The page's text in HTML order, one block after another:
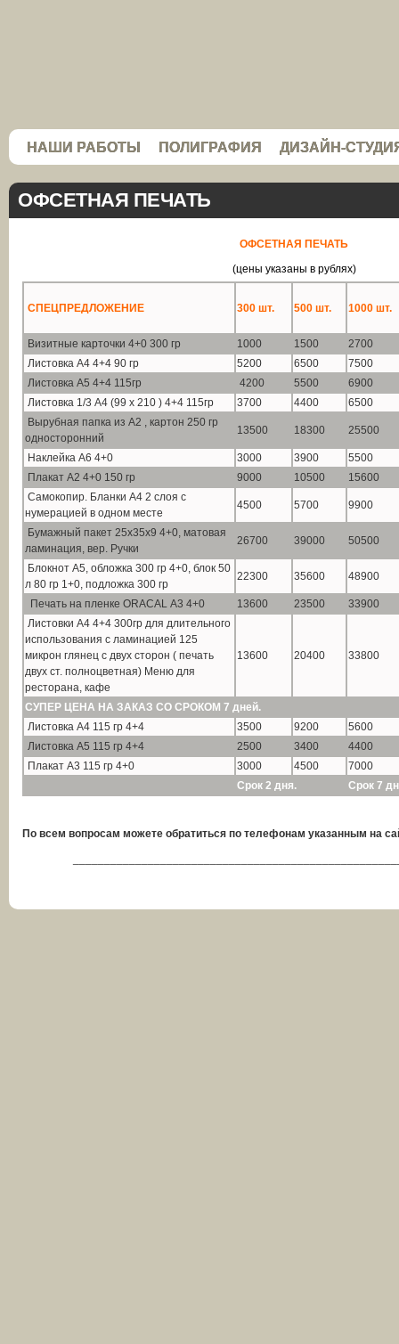
НАШИ РАБОТЫ ПОЛИГРАФИЯ ДИЗАЙН-
ОФСЕТНАЯ ПЕЧАТЬ
ОФСЕТНАЯ ПЕЧАТЬ
(цены указаны в рублях)
СПЕЦПРЕДЛОЖЕНИЕ 300 шт. 500 шт. 1000 шт.
Визитные карточки 4+0 300 гр 1000 1500
2700
Листовка А4 4+4 90 гр
5200 6500
7500
Листовка А5 4+4 115гр
4200 5500
6900
Листовка 1/3 А4 (99 х 210 ) 4+4 115гр
3700 4400
6500
Вырубная папка из А2 , картон 250 гр
односторонний
13500 18300 25500
Наклейка А6 4+0 3000 3900
5500
Плакат А2 4+0 150 гр
9000 10500
15600
Самокопир. Бланки А4 2 слоя с
нумерацией в одном месте
4500 5700 9900
Бумажный пакет 25х35х9 4+0, матовая
ламинация, вер. Ручки
26700 39000 50500
Блокнот А5, обложка 300 гр 4+0, блок 50
л 80 гр 1+0, подложка 300 гр
22300 35600 48900
Печать на пленке ORACAL А3 4+0 13600 23500
33900
Листовки А4 4+4 300гр для длительного
использования с ламинацией 125
микрон глянец с двух сторон ( печать
двух ст. полноцветная) Меню для
ресторана, кафе
13600 20400 33800
СУПЕР ЦЕНА НА ЗАКАЗ СО СРОКОМ 7 дней.
Листовка А4 115 гр 4+4
3500 9200
5600
Листовка А5 115 гр 4+4
2500 3400
4400
Плакат А3 115 гр 4+0
3000 4500
7000
Срок 2 дня.
Срок 7
По всем вопросам можете обратиться по телефонам указанным на